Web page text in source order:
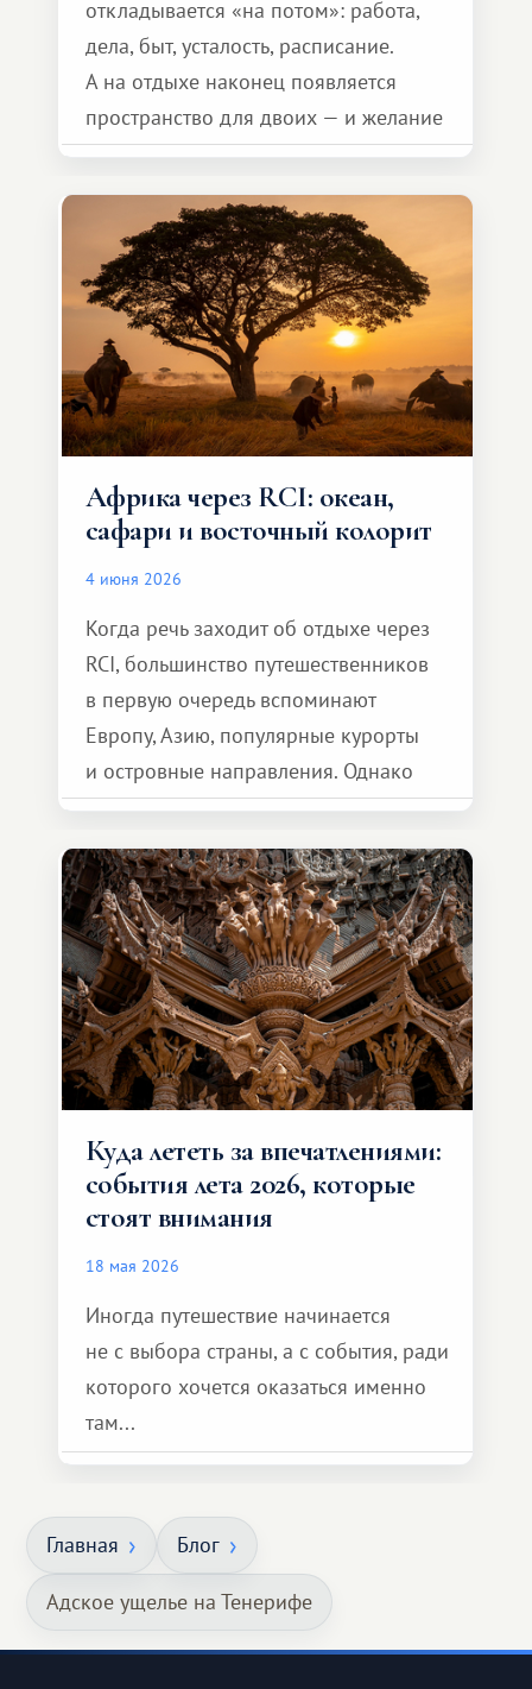
откладывается «на потом»: работа,
дела, быт, усталость, расписание.
А на отдыхе наконец появляется
пространство для двоих — и желание
сделать для близкого человека что-то
особенное. Не обязательно
масштабное, но тёплое
и запоминающееся :)
Африка через RCI: океан,
сафари и восточный колорит
4 июня 2026
Когда речь заходит об отдыхе через
RCI, большинство путешественников
в первую очередь вспоминают
Европу, Азию, популярные курорты
и островные направления. Однако
возможности обменной системы
значительно шире. Среди них есть
и Африка — континент, который
способен подарить совершенно иной
формат путешествия.
Куда лететь за впечатлениями:
события лета 2026, которые
стоят внимания
18 мая 2026
Иногда путешествие начинается
не с выбора страны, а с события, ради
которого хочется оказаться именно
там...
Главная Блог
Адское ущелье на Тенерифе